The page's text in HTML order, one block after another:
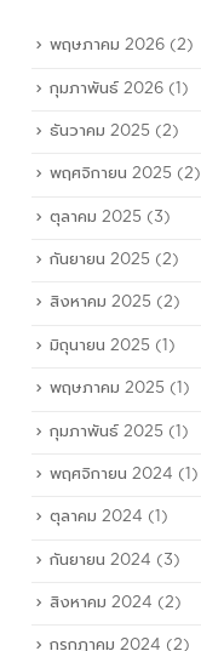
พฤษภาคม 2026 (2)
กุมภาพันธ์ 2026 (1)
ธันวาคม 2025 (2)
พฤศจิกายน 2025 (2)
ตุลาคม 2025 (3)
กันยายน 2025 (2)
สิงหาคม 2025 (2)
มิถุนายน 2025 (1)
พฤษภาคม 2025 (1)
กุมภาพันธ์ 2025 (1)
พฤศจิกายน 2024 (1)
ตุลาคม 2024 (1)
กันยายน 2024 (3)
สิงหาคม 2024 (2)
กรกฎาคม 2024 (2)